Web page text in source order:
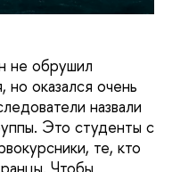
не обрушил
но оказался очень
назвали
Это студенты с
те, кто